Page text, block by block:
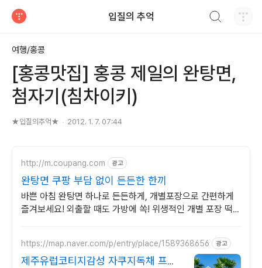
입질의 추억
여행/홍콩
[홍콩맛집] 홍콩 제일의 완탕면,
첨자기(침차이키)
★입질의추억★ 2012. 1. 7. 07:44
http://m.coupang.com 광고
완탕면 쿠팡 부담 없이 든든한 한끼
바쁜 아침 완탕면 하나로 든든하게, 개별포장으로 간편하게
즐겨보세요! 외출할 때도 가방에 쏙! 위생적인 개별 포장 떡
https://map.naver.com/p/entry/place/1589368656 광고
제주유럽코티지감성 자쿠지독채 프라